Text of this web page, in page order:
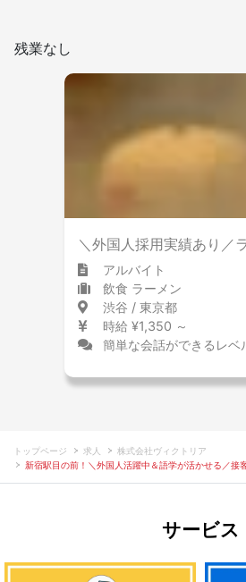
残業なし
＼外国人採用実績あり／
アルバイト
飲食 ラーメン
渋谷 / 東京都
時給 ¥1,350 ～
簡単な会話ができるレベ
トップページ 求人
株式会社ヴィクトリア
新宿駅目の前！＼外国人活躍中＆語学が活かせる／接
サービス